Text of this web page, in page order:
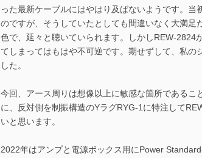
った最新ケーブルにはやはり及ばないようです。
のですが、そうしていたとしても間違いなく大満
色で、延々と聴いていられます。しかしREW-2824
てしまってはもはや不可逆です。期せずして、私
した。
今回、アース周りは想像以上に敏感な箇所である
に、反対側を制振構造のYラグRYG-1に特注して
いと思います。
2022年はアンプと電源ボックス用にPower